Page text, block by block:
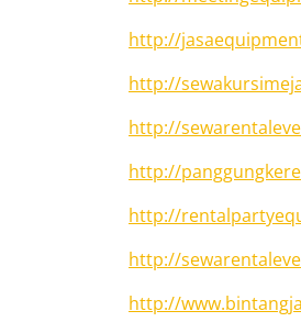
http://
http://
http://
http://
http://
http://
http://